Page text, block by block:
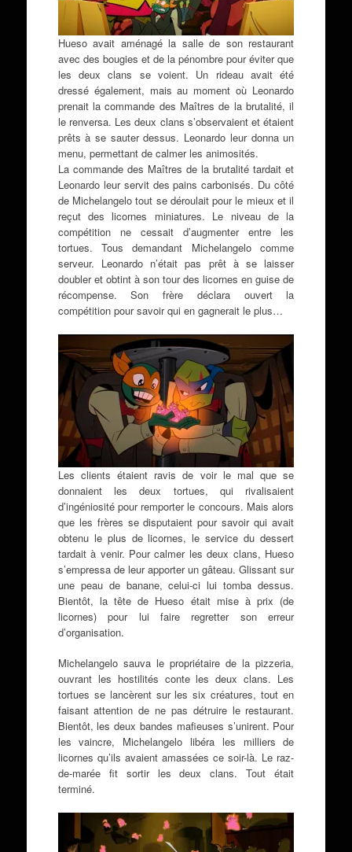
Hueso avait aménagé la salle de son restaurant
avec des bougies et de la pénombre pour éviter que
les deux clans se voient. Un rideau avait été
dressé également, mais au moment où Leonardo
prenait la commande des Maîtres de la brutalité, il
le renversa. Les deux clans s’observaient et étaient
prêts à se sauter dessus. Leonardo leur donna un
menu, permettant de calmer les animosités.
La commande des Maîtres de la brutalité tardait et
Leonardo leur servit des pains carbonisés. Du côté
de Michelangelo tout se déroulait pour le mieux et il
reçut des licornes miniatures. Le niveau de la
compétition ne cessait d’augmenter entre les
tortues. Tous demandant Michelangelo comme
serveur. Leonardo n’était pas prêt à se laisser
doubler et obtint à son tour des licornes en guise de
récompense. Son frère déclara ouvert la
compétition pour savoir qui en gagnerait le plus…
Les clients étaient ravis de voir le mal que se
donnaient les deux tortues, qui rivalisaient
d’ingéniosité pour remporter le concours. Mais alors
que les frères se disputaient pour savoir qui avait
obtenu le plus de licornes, le service du dessert
tardait à venir. Pour calmer les deux clans, Hueso
s’empressa de leur apporter un gâteau. Glissant sur
une peau de banane, celui-ci lui tomba dessus.
Bientôt, la tête de Hueso était mise à prix (de
licornes) pour lui faire regretter son erreur
d’organisation.
Michelangelo sauva le propriétaire de la pizzeria,
ouvrant les hostilités conte les deux clans. Les
tortues se lancèrent sur les six créatures, tout en
faisant attention de ne pas détruire le restaurant.
Bientôt, les deux bandes mafieuses s’unirent. Pour
les vaincre, Michelangelo libéra les milliers de
licornes qu’ils avaient amassées ce soir-là. Le raz-
de-marée fit sortir les deux clans. Tout était
terminé.